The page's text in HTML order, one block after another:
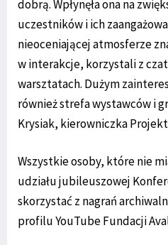
dobrą. Wpłynęła ona na
uczestników i ich
nieoceniającej atmosferze
w interakcje, korzystali z
warsztatach. Dużym
również strefa wystawców i
Krysiak, kierowniczka
Wszystkie osoby, które nie
udziału jubileuszowej
skorzystać z nagrań
profilu YouTube Fundacji